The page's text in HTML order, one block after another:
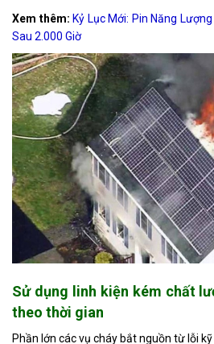
hệ
Tuyển
dụng
Xem thêm: Kỷ Lục Mới: Pin Năng
Sau 2.000 Giờ
Sử dụng linh kiện kém chất
theo thời gian
Phần lớn các vụ cháy bắt nguồn từ lỗi